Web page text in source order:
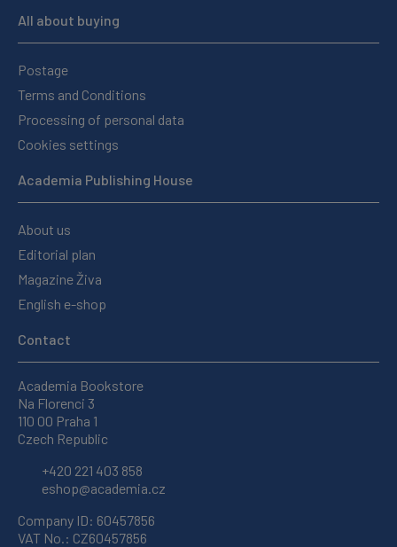
All about buying
Postage
Terms and Conditions
Processing of personal data
Cookies settings
Academia Publishing House
About us
Editorial plan
Magazine Živa
English e-shop
Contact
Academia Bookstore
Na Florenci 3
110 00 Praha 1
Czech Republic
+420 221 403 858
eshop@academia.cz
Company ID: 60457856
VAT No.: CZ60457856